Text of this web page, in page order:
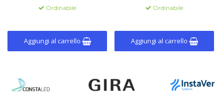
sottolinea DALI. Disponibile in 3
varianti di alloggiamento.
Ordinabile
Aggiungi al carrello
Alimentazione bus DALI
integrata.
Ordinabile
Aggiungi al carrello